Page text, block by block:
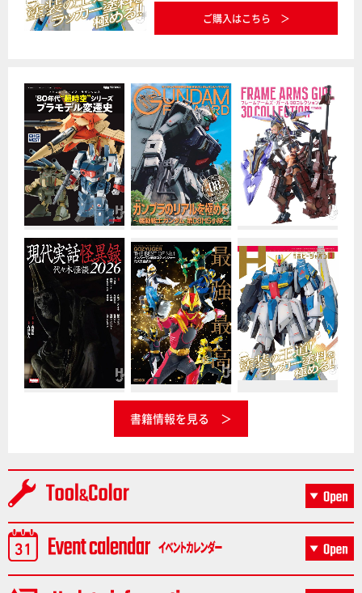
ご購入はこちら
書籍情報を見る